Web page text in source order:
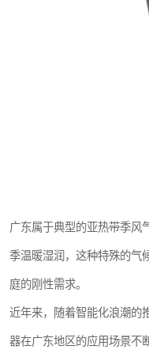
广东属于典型的亚热带季风
季温暖湿润，这种特殊的气
庭的刚性需求。
近年来，随着智能化浪潮的
器在广东地区的应用场景不